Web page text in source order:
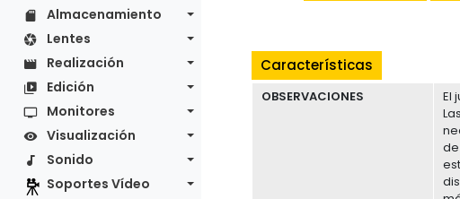
Almacenamiento
Lentes
Realización
Edición
Monitores
Visualización
Sonido
Soportes Vídeo
Características
OBSERVACIONES
El
de